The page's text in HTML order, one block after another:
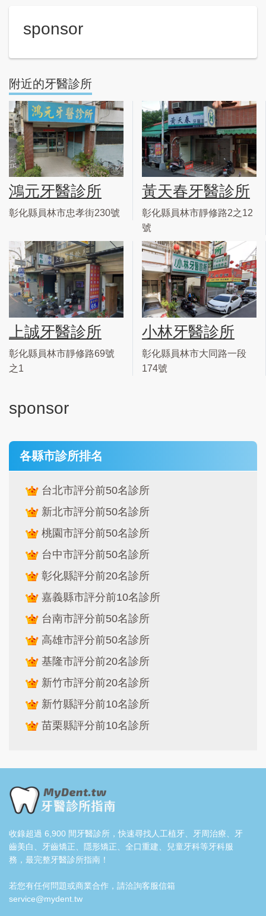
sponsor
附近的牙醫診所
鴻元牙醫診所
彰化縣員林市忠孝街230號
黃天春牙醫診所
彰化縣員林市靜修路2之12
號
上誠牙醫診所
彰化縣員林市靜修路69號
之1
小林牙醫診所
彰化縣員林市大同路一段
174號
sponsor
各縣市診所排名
台北市評分前50名診所
新北市評分前50名診所
桃園市評分前50名診所
台中市評分前50名診所
彰化縣評分前20名診所
嘉義縣市評分前10名診所
台南市評分前50名診所
高雄市評分前50名診所
基隆市評分前20名診所
新竹市評分前20名診所
新竹縣評分前10名診所
苗栗縣評分前10名診所
收錄超過 6,900 間牙醫診所，快速尋找人工植牙、牙周治療、牙
齒美白、牙齒矯正、隱形矯正、全口重建、兒童牙科等牙科服
務，最完整牙醫診所指南！
若您有任何問題或商業合作，請洽詢客服信箱
service@mydent.tw